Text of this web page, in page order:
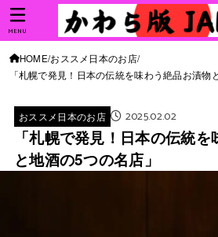
MENU
HOME おススメ日本のお店
「札幌で発見！日本の伝統を味わう絶品お漬物
おススメ日本のお店 2025.02.02
「札幌で発見！日本の伝統
と地酒の5つの名店」